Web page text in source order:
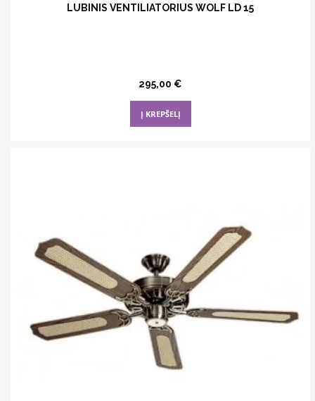
LUBINIS VENTILIATORIUS WOLF LD 15
295,00 €
Į KREPŠELĮ